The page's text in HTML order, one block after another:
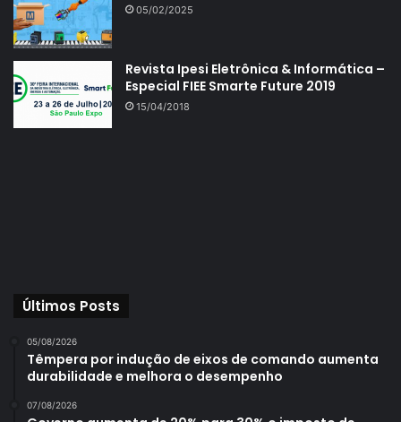
05/02/2025
Revista Ipesi Eletrônica & Informática –
Especial FIEE Smarte Future 2019
15/04/2018
Últimos Posts
05/08/2026
Têmpera por indução de eixos de comando aumenta
durabilidade e melhora o desempenho
07/08/2026